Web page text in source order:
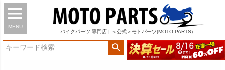
MENU
バイク パーツ 専門店 | ＜公式＞モトパーツ(MOTO PARTS)